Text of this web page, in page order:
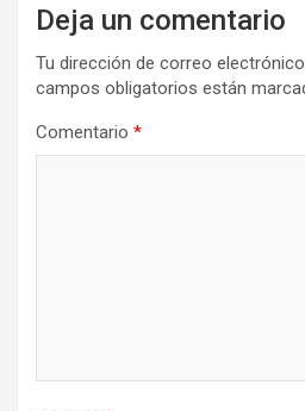
Deja un comentario
Tu dirección de correo
campos obligatorios están
Comentario *